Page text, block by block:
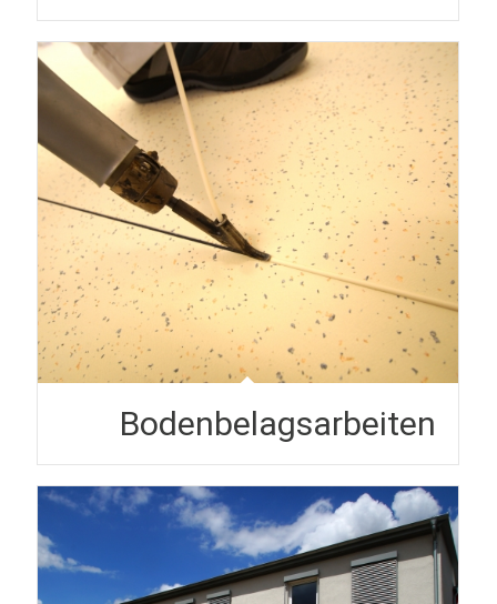
Bodenbelagsarbeiten